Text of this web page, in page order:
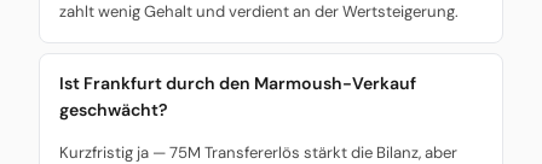
zahlt wenig Gehalt und verdient an der Wertsteigerung.
Ist Frankfurt durch den Marmoush-Verkauf
geschwächt?
Kurzfristig ja — 75M Transfererlös stärkt die Bilanz, aber